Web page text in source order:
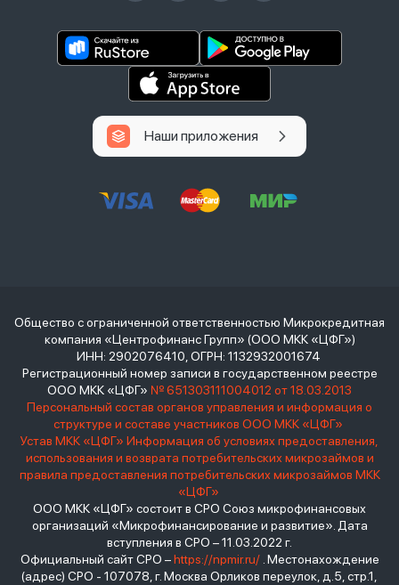
Наши приложения
Общество с ограниченной ответственностью Микрокредитная
компания «Центрофинанс Групп» (ООО МКК «ЦФГ»)
ИНН: 2902076410, ОГРН: 1132932001674
Регистрационный номер записи в государственном реестре
ООО МКК «ЦФГ» № 651303111004012 от 18.03.2013
Персональный состав органов управления и информация о
структуре и составе участников ООО МКК «ЦФГ»
Устав МКК «ЦФГ» Информация об условиях предоставления,
использования и возврата потребительских микрозаймов и
правила предоставления потребительских микрозаймов МКК
«ЦФГ»
ООО МКК «ЦФГ» состоит в СРО Союз микрофинансовых
организаций «Микрофинансирование и развитие». Дата
вступления в СРО – 11.03.2022 г.
Официальный сайт СРО –https://npmir.ru/. Местонахождение
(адрес) СРО - 107078, г. Москва Орликов переулок, д.5, стр.1,